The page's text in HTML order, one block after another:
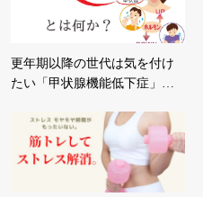
更年期以降の世代は気を付け
たい「甲状腺機能低下症」…